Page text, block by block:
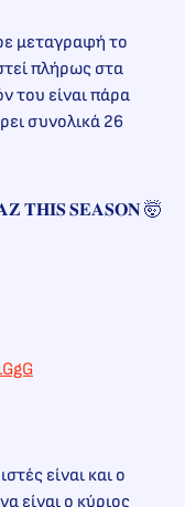
μεταγραφή το
πλήρως στα
του είναι πάρα
συνολικά 26
𝐓𝐇𝐈𝐒 𝐒𝐄𝐀𝐒𝐎𝐍 🤯
είναι και ο
είναι ο κύριος